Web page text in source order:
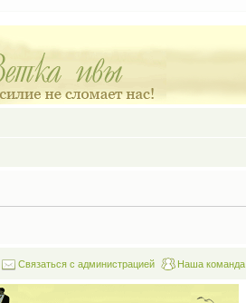
Наша команда
Связаться с администрацией